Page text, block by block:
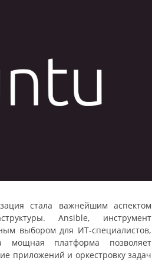
стала важнейшим аспектом
Ansible, инструмент
выбором для ИТ-специалистов,
мощная платформа позволяет
приложений и оркестровку задач